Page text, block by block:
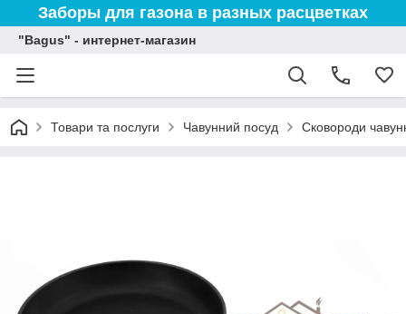
Заборы для газона в разных расцветках
"Bagus" - интернет-магазин
Товари та послуги Чавунний посуд Сковороди